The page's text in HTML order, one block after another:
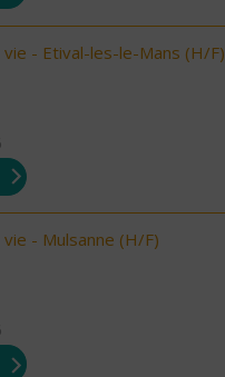
vie - Etival-les-le-Mans (H/F)
- Mulsanne (H/F)